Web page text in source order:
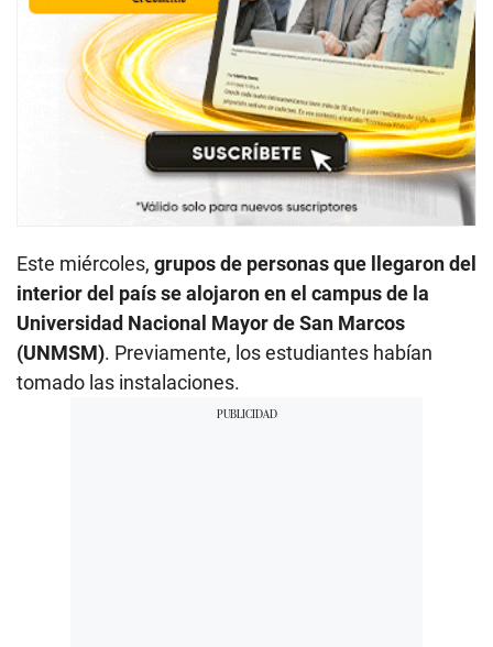
Este miércoles, grupos de personas que llegaron del
interior del país se alojaron en el campus de la
Universidad Nacional Mayor de San Marcos
(UNMSM). Previamente, los estudiantes habían
tomado las instalaciones.